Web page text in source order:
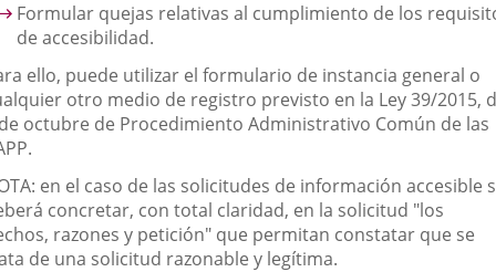
Formular quejas relativas al cumplimiento de los
de accesibilidad.
ello, puede utilizar el formulario de instancia general o
otro medio de registro previsto en la Ley 39/2015,
octubre de Procedimiento Administrativo Común de las
en el caso de las solicitudes de información accesible
concretar, con total claridad, en la solicitud "los
razones y petición" que permitan constatar que se
de una solicitud razonable y legítima.